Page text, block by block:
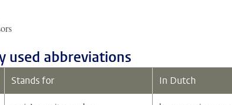
used abbreviations
Stands for In Dutch